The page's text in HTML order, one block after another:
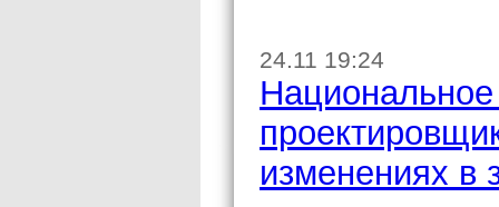
24.11 19:24
изменениях в